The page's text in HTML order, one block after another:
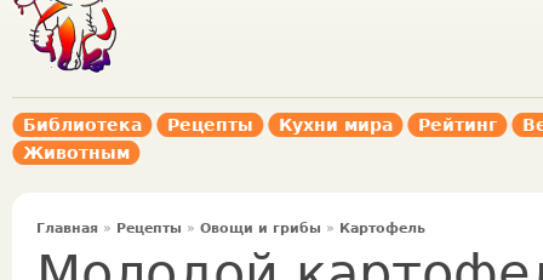
Библиотека Рецепты Кухни мира Рейтинг
Животным
Главная » Рецепты » Овощи и грибы » Картофель